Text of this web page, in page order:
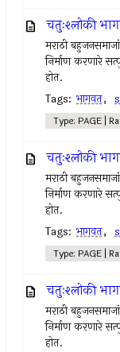
चतुःश्लोकी
मराठी
निर्माण करणारे
होत.
Tags: भागवत,
Type: PAGE |
चतुःश्लोकी
मराठी
निर्माण करणारे
होत.
Tags: भागवत,
Type: PAGE |
चतुःश्लोकी
मराठी
निर्माण करणारे
होत.